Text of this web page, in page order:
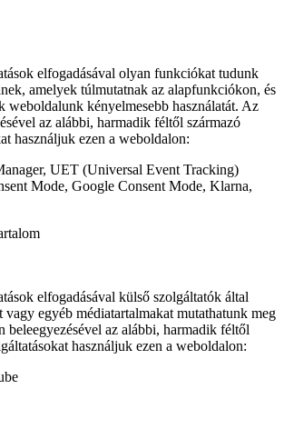
elfogadásával olyan funkciókat tudunk
amelyek túlmutatnak az alapfunkciókon, és
weboldalunk kényelmesebb használatát. Az
az alábbi, harmadik féltől származó
használjuk ezen a weboldalon:
UET (Universal Event Tracking)
Mode, Google Consent Mode, Klarna,
elfogadásával külső szolgáltatók által
vagy egyéb médiatartalmakat mutathatunk meg
beleegyezésével az alábbi, harmadik féltől
használjuk ezen a weboldalon: